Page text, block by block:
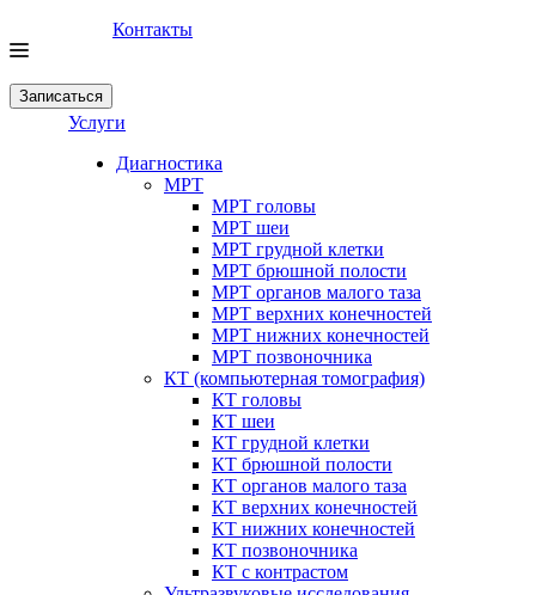
Контакты
Записаться
Услуги
Диагностика
МРТ
МРТ головы
МРТ шеи
МРТ грудной клетки
МРТ брюшной полости
МРТ органов малого таза
МРТ верхних конечностей
МРТ нижних конечностей
МРТ позвоночника
КТ (компьютерная томография)
КТ головы
КТ шеи
КТ грудной клетки
КТ брюшной полости
КТ органов малого таза
КТ верхних конечностей
КТ нижних конечностей
КТ позвоночника
КТ с контрастом